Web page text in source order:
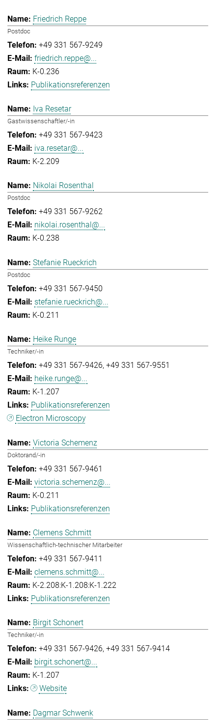
Friedrich Reppe
Postdoc
+49 331 567-9249
friedrich.reppe@...
K-0.236
Publikationsreferenzen
Iva Resetar
Gastwissenschaftler/-in
+49 331 567-9423
iva.resetar@...
K-2.209
Nikolai Rosenthal
Postdoc
+49 331 567-9262
nikolai.rosenthal@...
K-0.238
Stefanie Rueckrich
Postdoc
+49 331 567-9450
stefanie.rueckrich@...
K-0.211
Heike Runge
Techniker/-in
+49 331 567-9426 +49 331 567-9551
heike.runge@...
K-1.207
Publikationsreferenzen
Electron Microscopy
Victoria Schemenz
Doktorand/-in
+49 331 567-9461
victoria.schemenz@...
K-0.211
Publikationsreferenzen
Clemens Schmitt
Wissenschaftlich-technischer Mitarbeiter
+49 331 567-9411
clemens.schmitt@...
K-2.208:K-1.208:K-1.222
Publikationsreferenzen
Birgit Schonert
Techniker/-in
+49 331 567-9426 +49 331 567-9414
birgit.schonert@...
K-1.207
Website
Dagmar Schwenk